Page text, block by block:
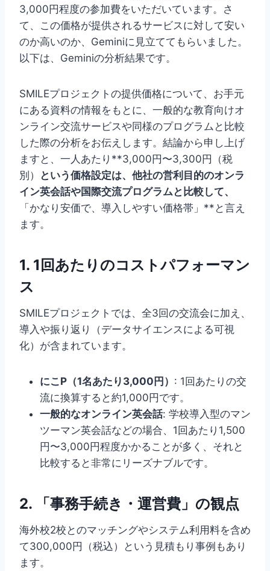
3,000円程度の参加費をいただいています。さ
て、この価格が提供されるサービスに対して安い
のか高いのか、Geminiに見立ててもらいました。
以下は、Geminiの分析結果です。
SMILEプロジェクトの提供価格について、お手元
にある資料の情報をもとに、一般的な教育向けオ
ンライン交流サービスや同様のプログラムと比較
した際の分析をお伝えします。結論から申し上げ
ますと、一人あたり**3,000円〜3,300円（税
別）
という価格設定は、他社の営利目的のオンラ
イン英会話や国際交流プログラムと比較して、
「かなり安価で、導入しやすい価格帯」**と言え
ます。
1. 1回あたりのコストパフォーマン
ス
SMILEプロジェクトでは、全3回の交流会に加え、
導入や振り返り（データサイエンスによる可視
化）が含まれています。
にこP（1名あたり3,000円） : 1回あたりの交
流に換算すると約1,000円です。
一般的なオンライン英会話: 学校導入型のマン
ツーマン英会話などの場合、1回あたり1,500
円〜3,000円程度かかることが多く、それと
比較すると非常にリーズナブルです。
2. 「事務手続き・運営費」の観点
海外校2校とのマッチングやシステム利用料を含め
て300,000円（税込）という見積もり事例もあり
ます。